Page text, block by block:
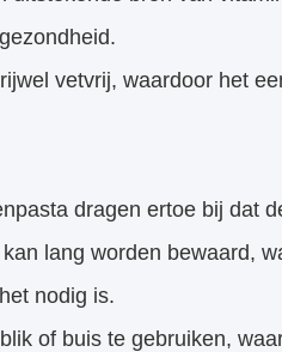
vetvrij, waardoor het
dragen ertoe bij dat
lang worden bewaard,
nodig is.
of buis te gebruiken,